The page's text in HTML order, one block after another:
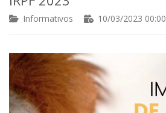
Informativos 10/03/2023 00:00